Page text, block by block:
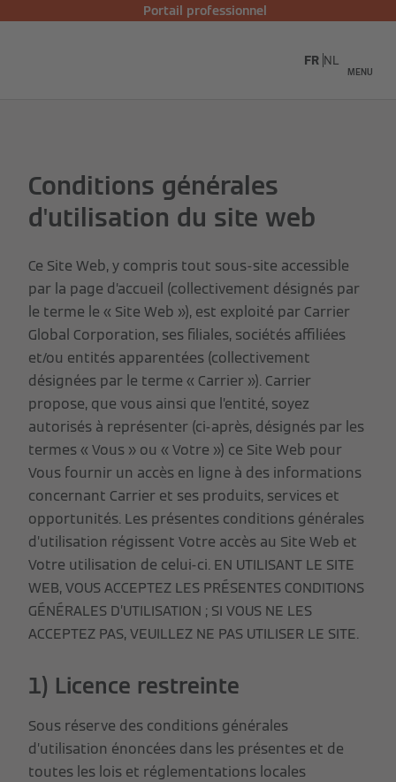
Portail professionnel
MENU
FR NL
Conditions générales
d'utilisation du site web
Ce Site Web, y compris tout sous-site accessible
par la page d’accueil (collectivement désignés par
le terme le « Site Web »), est exploité par Carrier
Global Corporation, ses filiales, sociétés affiliées
et/ou entités apparentées (collectivement
désignées par le terme « Carrier »). Carrier
propose, que vous ainsi que l’entité, soyez
autorisés à représenter (ci-après, désignés par les
termes « Vous » ou « Votre ») ce Site Web pour
Vous fournir un accès en ligne à des informations
concernant Carrier et ses produits, services et
opportunités. Les présentes conditions générales
d’utilisation régissent Votre accès au Site Web et
Votre utilisation de celui-ci. EN UTILISANT LE SITE
WEB, VOUS ACCEPTEZ LES PRÉSENTES CONDITIONS
GÉNÉRALES D’UTILISATION ; SI VOUS NE LES
ACCEPTEZ PAS, VEUILLEZ NE PAS UTILISER LE SITE.
1) Licence restreinte
Sous réserve des conditions générales
d’utilisation énoncées dans les présentes et de
toutes les lois et réglementations locales